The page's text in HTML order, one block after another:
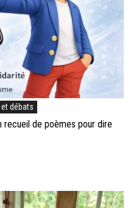
débats
recueil de poèmes pour dire